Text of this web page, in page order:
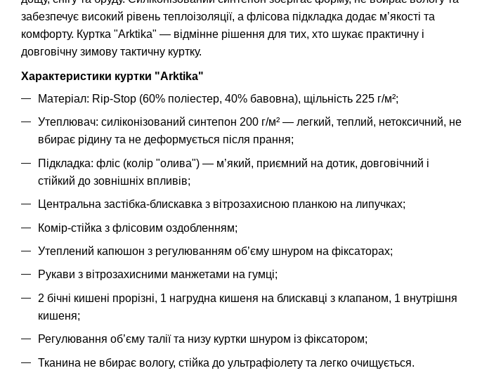
забезпечує високий рівень теплоізоляції, а флісова підкладка додає м’якості та
комфорту. Куртка "Arktika" — відмінне рішення для тих, хто шукає практичну і
довговічну зимову тактичну куртку.
Характеристики куртки "Arktika"
Матеріал: Rip-Stop (60% поліестер, 40% бавовна), щільність 225 г/м²;
Утеплювач: силіконізований синтепон 200 г/м² — легкий, теплий, нетоксичний, не
вбирає рідину та не деформується після прання;
Підкладка: фліс (колір "олива") — м’який, приємний на дотик, довговічний і
стійкий до зовнішніх впливів;
Центральна застібка-блискавка з вітрозахисною планкою на липучках;
Комір-стійка з флісовим оздобленням;
Утеплений капюшон з регулюванням об’єму шнуром на фіксаторах;
Рукави з вітрозахисними манжетами на гумці;
2 бічні кишені прорізні, 1 нагрудна кишеня на блискавці з клапаном, 1 внутрішня
кишеня;
Регулювання об’єму талії та низу куртки шнуром із фіксатором;
Тканина не вбирає вологу, стійка до ультрафіолету та легко очищується.